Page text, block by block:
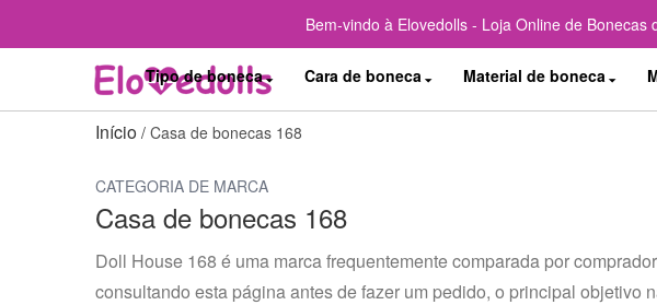
Bem-vindo à Elovedolls - Loja Online de
Tipo de boneca Cara de boneca Material de boneca
Início / Casa de bonecas 168
CATEGORIA DE MARCA
Casa de bonecas 168
Doll House 168 é uma marca frequentemente comparada por
consultando esta página antes de fazer um pedido, o principal objetivo